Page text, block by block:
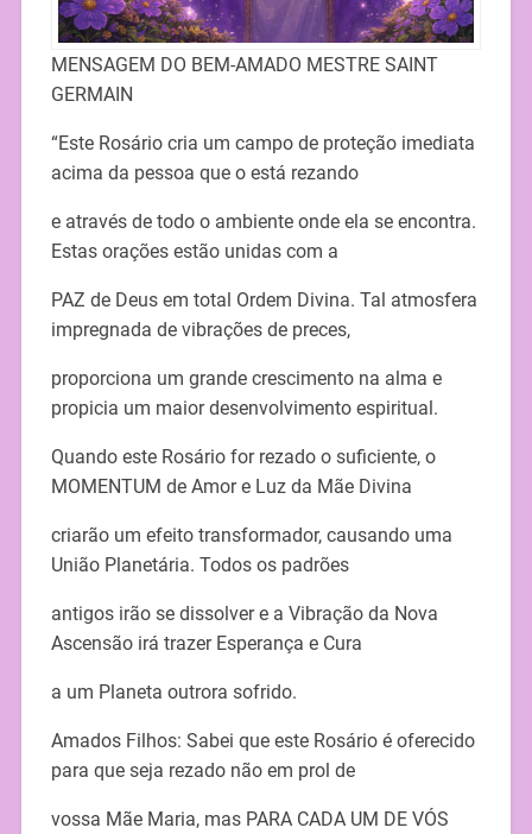
MENSAGEM DO BEM-AMADO MESTRE SAINT
GERMAIN
“Este Rosário cria um campo de proteção imediata
acima da pessoa que o está rezando
e através de todo o ambiente onde ela se encontra.
Estas orações estão unidas com a
PAZ de Deus em total Ordem Divina. Tal atmosfera
impregnada de vibrações de preces,
proporciona um grande crescimento na alma e
propicia um maior desenvolvimento espiritual.
Quando este Rosário for rezado o suficiente, o
MOMENTUM de Amor e Luz da Mãe Divina
criarão um efeito transformador, causando uma
União Planetária. Todos os padrões
antigos irão se dissolver e a Vibração da Nova
Ascensão irá trazer Esperança e Cura
a um Planeta outrora sofrido.
Amados Filhos: Sabei que este Rosário é oferecido
para que seja rezado não em prol de
vossa Mãe Maria, mas PARA CADA UM DE VÓS